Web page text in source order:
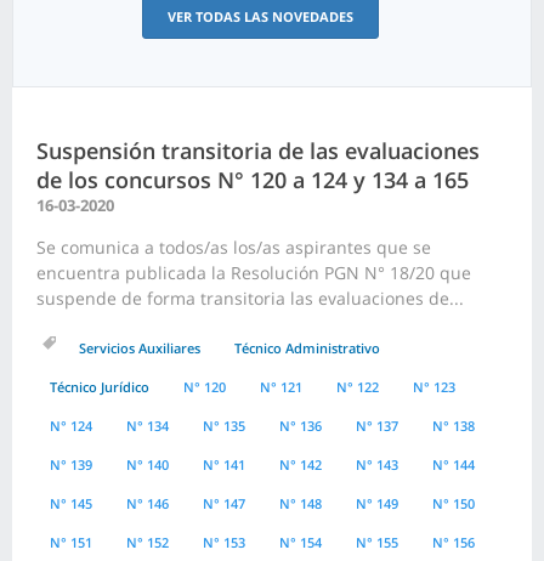
VER TODAS LAS NOVEDADES
Suspensión transitoria de las evaluaciones
de los concursos N° 120 a 124 y 134 a 165
16-03-2020
Se comunica a todos/as los/as aspirantes que se
encuentra publicada la Resolución PGN N° 18/20 que
suspende de forma transitoria las evaluaciones de...
Servicios Auxiliares Técnico Administrativo
Técnico Jurídico N° 120 N° 121 N° 122 N° 123
N° 124 N° 134 N° 135 N° 136 N° 137 N° 138
N° 139 N° 140 N° 141 N° 142 N° 143 N° 144
N° 145 N° 146 N° 147 N° 148 N° 149 N° 150
N° 151 N° 152 N° 153 N° 154 N° 155 N° 156